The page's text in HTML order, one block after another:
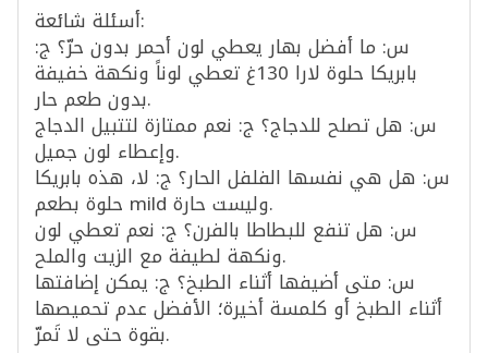
أسئلة شائعة:
س: ما أفضل بهار يعطي لون أحمر بدون حرّ؟ ج:
بابريكا حلوة لارا 130غ تعطي لوناً ونكهة خفيفة
بدون طعم حار.
س: هل تصلح للدجاج؟ ج: نعم ممتازة لتتبيل الدجاج
وإعطاء لون جميل.
س: هل هي نفسها الفلفل الحار؟ ج: لا، هذه بابريكا
حلوة بطعم mild وليست حارة.
س: هل تنفع للبطاطا بالفرن؟ ج: نعم تعطي لون
ونكهة لطيفة مع الزيت والملح.
س: متى أضيفها أثناء الطبخ؟ ج: يمكن إضافتها
أثناء الطبخ أو كلمسة أخيرة؛ الأفضل عدم تحميصها
بقوة حتى لا تَمرّ.